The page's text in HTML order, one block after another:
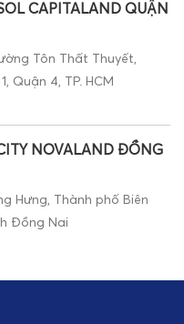
CAPITALAND QUẬN
Tôn Thất Thuyết,
Quận 4, TP. HCM
NOVALAND ĐỒNG
Hưng, Thành phố Biên
Đồng Nai